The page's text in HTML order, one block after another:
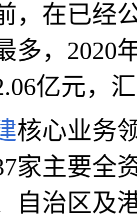
，在已经
多，2020
亿元，
核心业务
家主要全
自治区及